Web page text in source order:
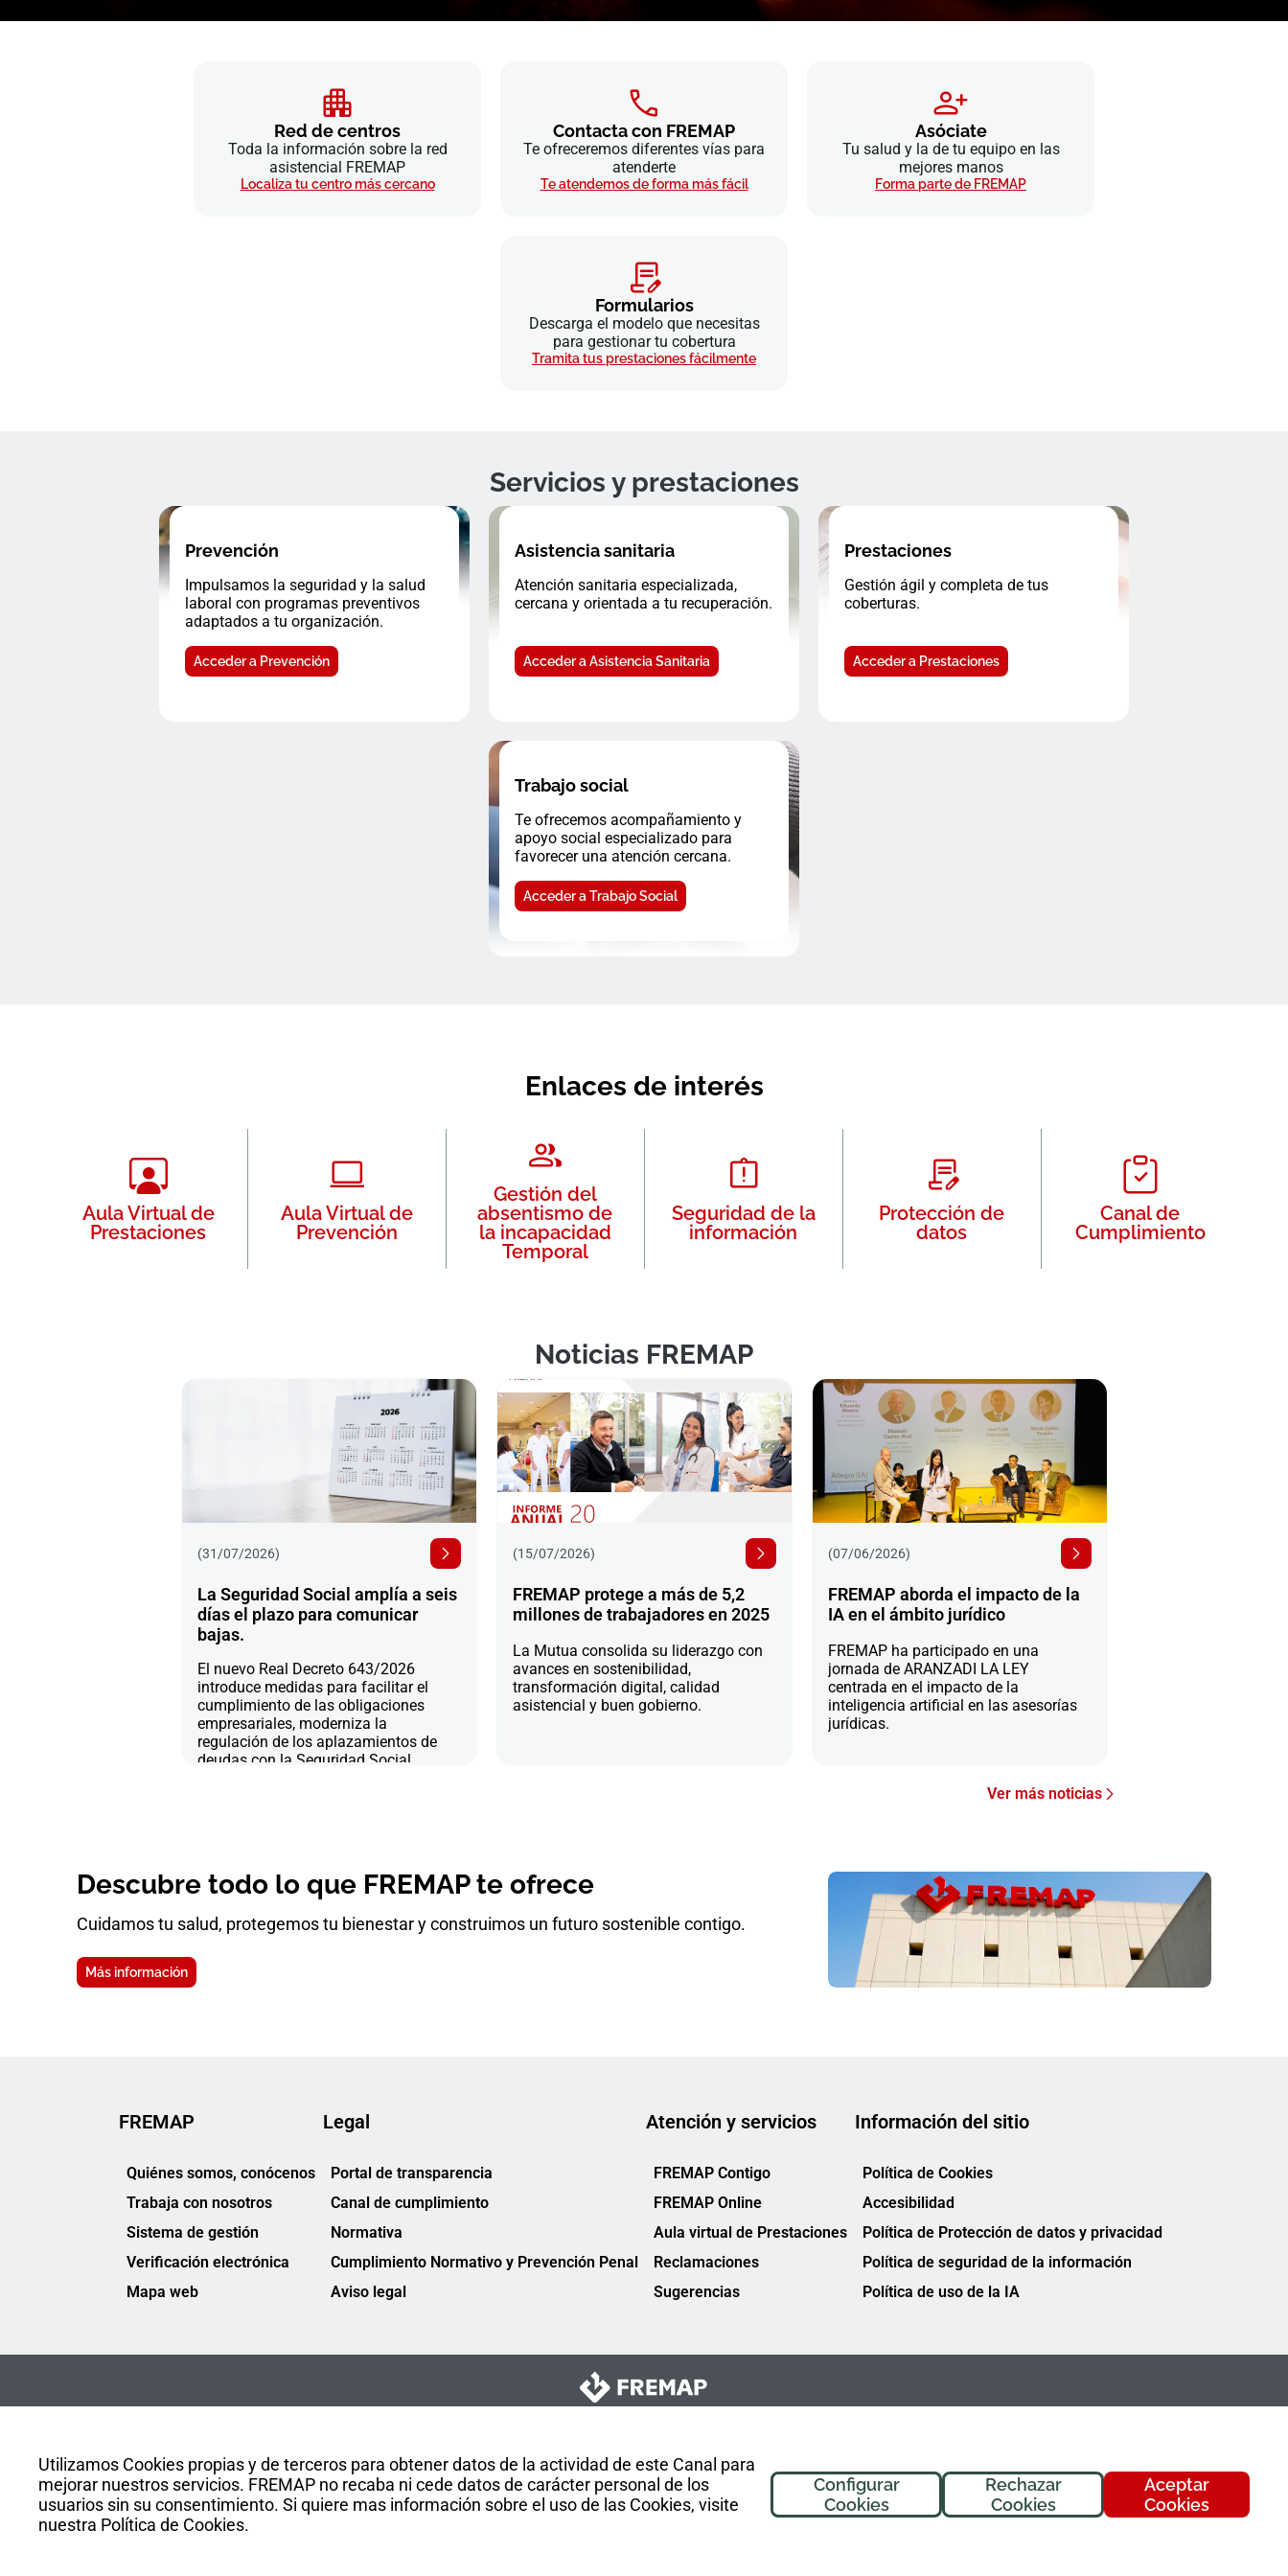
Utilizamos Cookies propias y de terceros para obtener datos de la actividad de este Canal para
mejorar nuestros servicios. FREMAP no recaba ni cede datos de carácter personal de los
usuarios sin su consentimiento. Si quiere mas información sobre el uso de las Cookies, visite
nuestra Política de Cookies.
Aceptar
Cookies
Rechazar
Cookies
Configurar
Cookies
Red de centros
Toda la información sobre la red
asistencial FREMAP
Localiza tu centro más cercano
Contacta con FREMAP
Te ofreceremos diferentes vías para
atenderte
Te atendemos de forma más fácil
Asóciate
Tu salud y la de tu equipo en las
mejores manos
Forma parte de FREMAP
Formularios
Descarga el modelo que necesitas
para gestionar tu cobertura
Tramita tus prestaciones fácilmente
Servicios y prestaciones
Prevención
Impulsamos la seguridad y la salud
laboral con programas preventivos
adaptados a tu organización.
Acceder a Prevención
Asistencia sanitaria
Atención sanitaria especializada,
cercana y orientada a tu recuperación.
Acceder a Asistencia Sanitaria
Prestaciones
Gestión ágil y completa de tus
coberturas.
Acceder a Prestaciones
Trabajo social
Te ofrecemos acompañamiento y
apoyo social especializado para
favorecer una atención cercana.
Acceder a Trabajo Social
Enlaces de interés
Aula Virtual de
Prestaciones
Aula Virtual de
Prevención
Gestión del
absentismo de
la incapacidad
Temporal
Seguridad de la
información
Protección de
datos
Canal de
Cumplimiento
Noticias FREMAP
(31/07/2026)
La Seguridad Social amplía a seis
días el plazo para comunicar
bajas.
El nuevo Real Decreto 643/2026
introduce medidas para facilitar el
cumplimiento de las obligaciones
empresariales, moderniza la
regulación de los aplazamientos de
deudas con la Seguridad Social
(15/07/2026)
FREMAP protege a más de 5,2
millones de trabajadores en 2025
La Mutua consolida su liderazgo con
avances en sostenibilidad,
transformación digital, calidad
asistencial y buen gobierno.
(07/06/2026)
FREMAP aborda el impacto de la
IA en el ámbito jurídico
FREMAP ha participado en una
jornada de ARANZADI LA LEY
centrada en el impacto de la
inteligencia artificial en las asesorías
jurídicas.
Ver más noticias
Descubre todo lo que FREMAP te ofrece
Cuidamos tu salud, protegemos tu bienestar y construimos un futuro sostenible contigo.
Más información
¡Hola! Soy
, tu asistente de
FREMAP. ¿En qué puedo ayudarte
hoy?
FREMAP
Quiénes somos, conócenos
Trabaja con nosotros
Sistema de gestión
Verificación electrónica
Mapa web
Legal
Portal de transparencia
Canal de cumplimiento
Normativa
Cumplimiento Normativo y Prevención Penal
Aviso legal
Atención y servicios
FREMAP Contigo
FREMAP Online
Aula virtual de Prestaciones
Reclamaciones
Sugerencias
Información del sitio
Política de Cookies
Accesibilidad
Política de Protección de datos y privacidad
Política de seguridad de la información
Política de uso de la IA